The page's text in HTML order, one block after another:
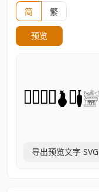
简 繁
预览
导出预览文字 SVG